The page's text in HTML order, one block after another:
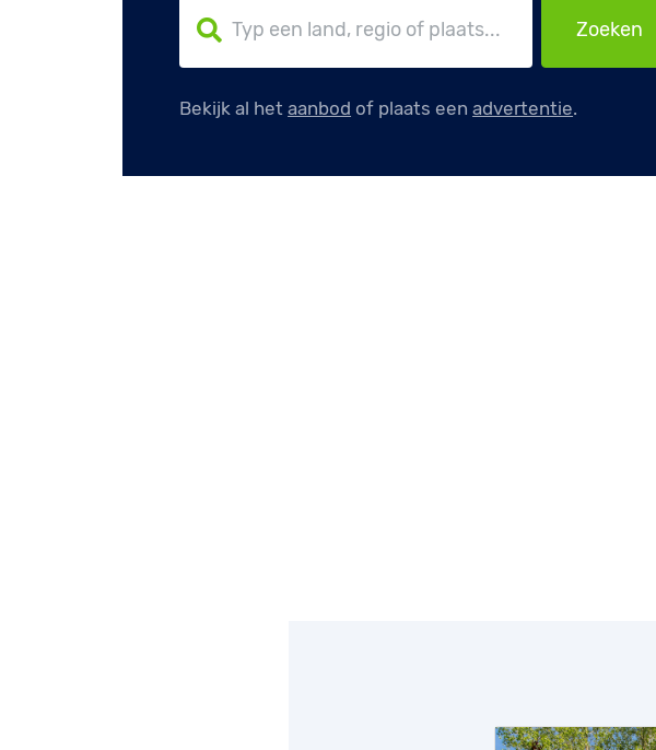
Bekijk al hetaanbod of plaats eenadvertentie.